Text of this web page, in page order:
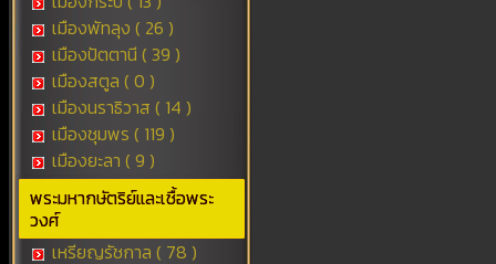
เมืองพัทลุง ( 26 )
เมืองปัตตานี ( 39 )
เมืองสตูล ( 0 )
เมืองนราธิวาส ( 14 )
เมืองชุมพร ( 119 )
เมืองยะลา ( 9 )
พระมหากษัตริย์และเชื้อพระ
วงศ์
เหรียญรัชกาล ( 78 )